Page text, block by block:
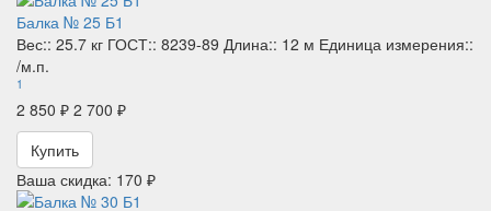
Балка № 25 Б1
Вес:: 25.7 кг ГОСТ:: 8239-89 Длина:: 12 м Единица измерения::
/м.п.
1
2 850 ₽ 2 700 ₽
Купить
Ваша скидка: 170 ₽